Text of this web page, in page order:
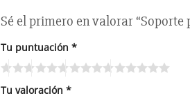
Sé el primero en valorar “Soporte
Tu puntuación *
Tu valoración *